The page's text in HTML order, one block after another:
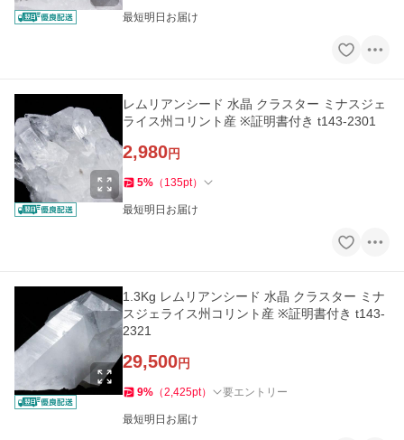
最短明日お届け
レムリアンシード 水晶 クラスター ミナスジェ
ライス州コリント産 ※証明書付き t143-2301
2,980円
5% （ 135pt）
最短明日お届け
1.3Kg レムリアンシード 水晶 クラスター ミナ
スジェライス州コリント産 ※証明書付き t143-
2321
29,500円
9% （2,425pt） 要エントリー
最短明日お届け